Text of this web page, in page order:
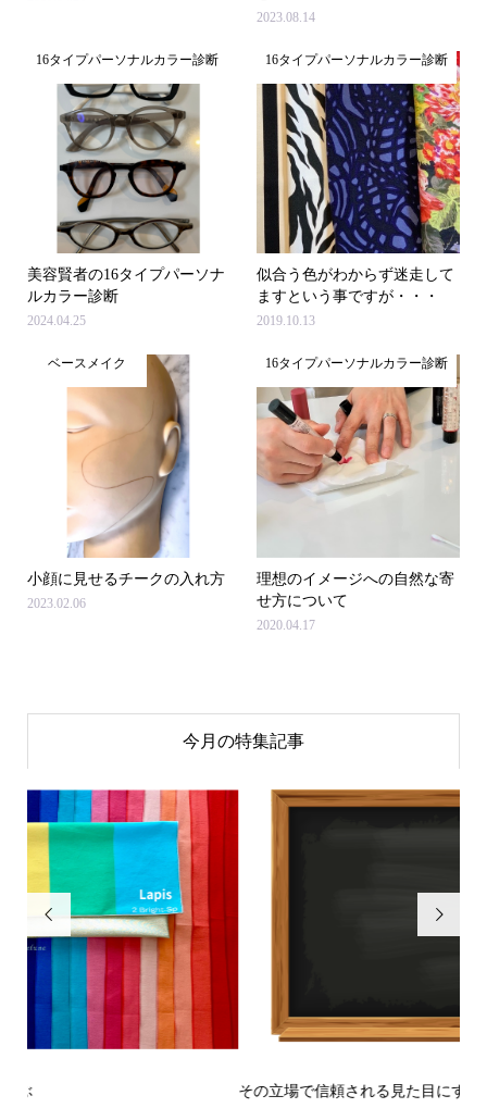
2023.08.14
16タイプパーソナルカラー診断
美容賢者の16タイプパーソナ
ルカラー診断
2024.04.25
16タイプパーソナルカラー診断
似合う色がわからず迷走して
ますという事ですが・・・
2019.10.13
ベースメイク
小顔に見せるチークの入れ方
2023.02.06
16タイプパーソナルカラー診断
理想のイメージへの自然な寄
せ方について
2020.04.17
今月の特集記事

その立場で信頼される見た目にするには？〜予告編〜
